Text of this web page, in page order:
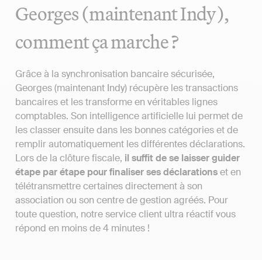
Georges (maintenant Indy),
comment ça marche ?
Grâce à la synchronisation bancaire sécurisée,
Georges (maintenant Indy) récupère les transactions
bancaires et les transforme en véritables lignes
comptables. Son intelligence artificielle lui permet de
les classer ensuite dans les bonnes catégories et de
remplir automatiquement les différentes déclarations.
Lors de la clôture fiscale, il suffit de se laisser guider
étape par étape pour finaliser ses déclarationset en
télétransmettre certaines directement à son
association ou son centre de gestion agréés. Pour
toute question, notre service client ultra réactif vous
répond en moins de 4 minutes !